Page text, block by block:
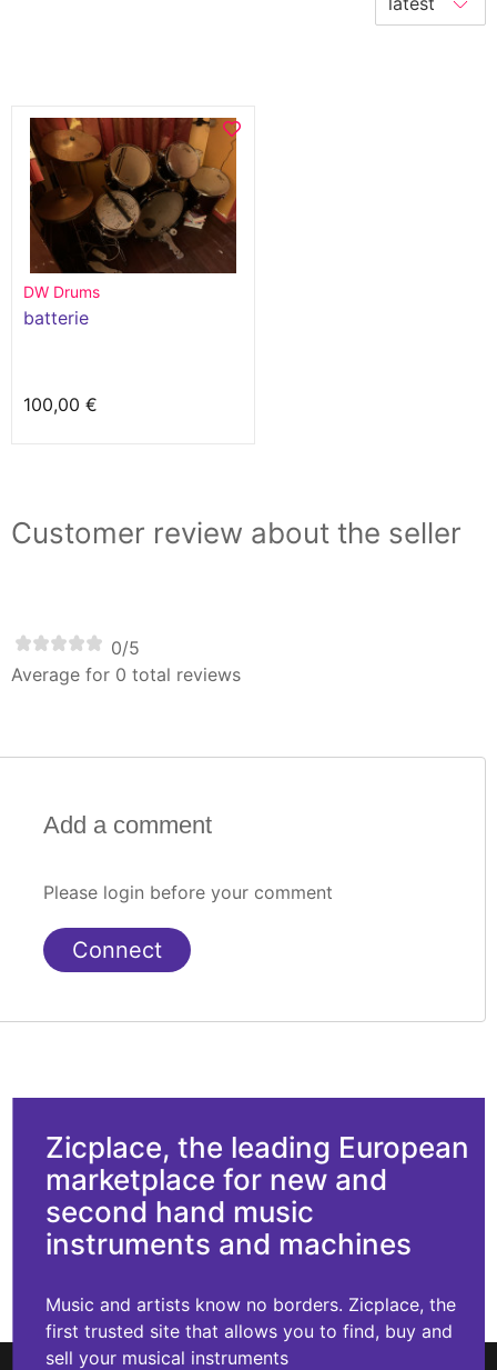
DW Drums
batterie
100,00 €
Customer review about the seller
0/5
Average for 0 total reviews
Add a comment
Please login before your comment
Connect
Zicplace, the leading European
marketplace for new and
second hand music
instruments and machines
Music and artists know no borders. Zicplace, the
first trusted site that allows you to find, buy and
sell your musical instruments